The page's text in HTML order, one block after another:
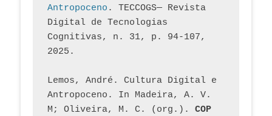
Antropoceno . TECCOGS— Revista
Digital de Tecnologias
Cognitivas, n. 31, p. 94-107,
2025.
Lemos, André. Cultura Digital e
Antropoceno. In Madeira, A. V.
M; Oliveira, M. C. (org.). COP